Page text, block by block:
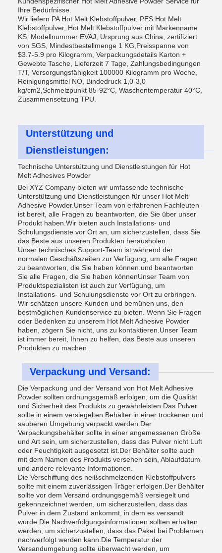
Ihre Bedürfnisse.
Wir liefern PA Hot Melt Klebstoffpulver, PES Hot Melt
Klebstoffpulver, Hot Melt Klebstoffpulver mit Markenname
KS, Modellnummer EVAJ, Ursprung aus China, zertifiziert
von SGS, Mindestbestellmenge 1 KG,Preisspanne von
$3.7-5.9 pro Kilogramm, Verpackungsdetails Karton +
Gewebte Tasche, Lieferzeit 7 Tage, Zahlungsbedingungen
T/T, Versorgungsfähigkeit 100000 Kilogramm pro Woche,
Reinigungsmittel NO, Bindedruck 1,0-3,0
kg/cm2,Schmelzpunkt 85-92°C, Waschentemperatur 40°C,
Zusammensetzung TPU.
Unterstützung und
Dienstleistungen:
Technische Unterstützung und Dienstleistungen für Hot
Melt Adhesives Powder
Bei XYZ Company bieten wir umfassende technische
Unterstützung und Dienstleistungen für unser Hot Melt
Adhesive Powder.Unser Team von erfahrenen Fachleuten
ist bereit, alle Fragen zu beantworten, die Sie über unser
Produkt haben.Wir bieten auch Installations- und
Schulungsdienste vor Ort an, um sicherzustellen, dass Sie
das Beste aus unseren Produkten herausholen.
Unser technisches Support-Team ist während der
normalen Geschäftszeiten zur Verfügung, um alle Fragen
zu beantworten, die Sie haben können.und beantworten
Sie alle Fragen, die Sie haben könnenUnser Team von
Produktspezialisten ist auch zur Verfügung, um
Installations- und Schulungsdienste vor Ort zu erbringen.
Wir schätzen unsere Kunden und bemühen uns, den
bestmöglichen Kundenservice zu bieten. Wenn Sie Fragen
oder Bedenken zu unserem Hot Melt Adhesive Powder
haben, zögern Sie nicht, uns zu kontaktieren.Unser Team
ist immer bereit, Ihnen zu helfen, das Beste aus unseren
Produkten zu machen..
Verpackung und Versand:
Die Verpackung und der Versand von Hot Melt Adhesive
Powder sollten ordnungsgemäß erfolgen, um die Qualität
und Sicherheit des Produkts zu gewährleisten.Das Pulver
sollte in einem versiegelten Behälter in einer trockenen und
sauberen Umgebung verpackt werden.Der
Verpackungsbehälter sollte in einer angemessenen Größe
und Art sein, um sicherzustellen, dass das Pulver nicht Luft
oder Feuchtigkeit ausgesetzt ist.Der Behälter sollte auch
mit dem Namen des Produkts versehen sein, Ablaufdatum
und andere relevante Informationen.
Die Verschiffung des heißschmelzenden Klebstoffpulvers
sollte mit einem zuverlässigen Träger erfolgen.Der Behälter
sollte vor dem Versand ordnungsgemäß versiegelt und
gekennzeichnet werden, um sicherzustellen, dass das
Pulver in dem Zustand ankommt, in dem es versandt
wurde.Die Nachverfolgungsinformationen sollten erhalten
werden, um sicherzustellen, dass das Paket bei Problemen
nachverfolgt werden kann.Die Temperatur der
Versandumgebung sollte überwacht werden, um